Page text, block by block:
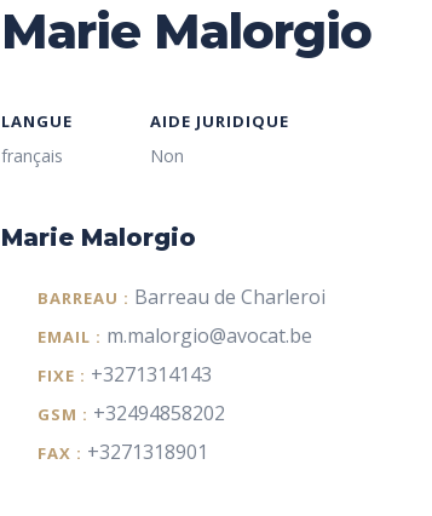
Marie Malorgio
LANGUE
français
AIDE JURIDIQUE
Non
Marie Malorgio
BARREAU : Barreau de Charleroi
EMAIL : m.malorgio@avocat.be
FIXE : +3271314143
GSM : +32494858202
FAX : +3271318901